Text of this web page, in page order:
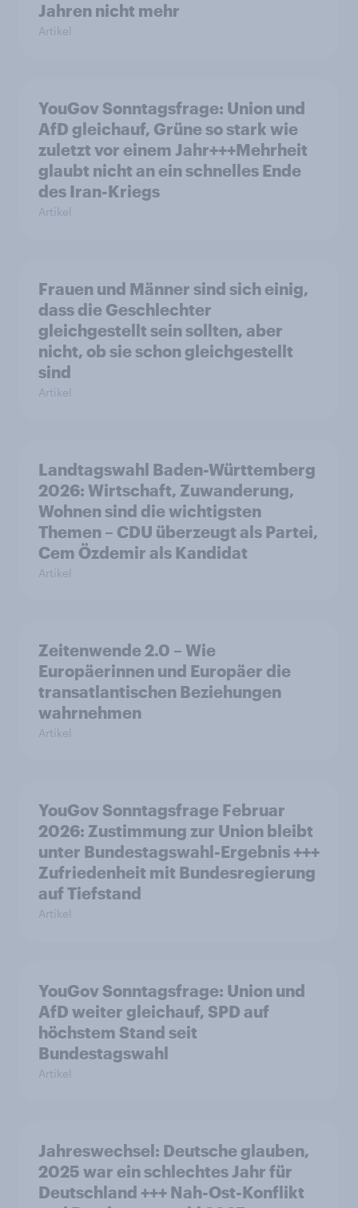
Jahren nicht mehr
Artikel
YouGov Sonntagsfrage: Union und
AfD gleichauf, Grüne so stark wie
zuletzt vor einem Jahr+++Mehrheit
glaubt nicht an ein schnelles Ende
des Iran-Kriegs
Artikel
Frauen und Männer sind sich einig,
dass die Geschlechter
gleichgestellt sein sollten, aber
nicht, ob sie schon gleichgestellt
sind
Artikel
Landtagswahl Baden-Württemberg
2026: Wirtschaft, Zuwanderung,
Wohnen sind die wichtigsten
Themen – CDU überzeugt als Partei,
Cem Özdemir als Kandidat
Artikel
Zeitenwende 2.0 – Wie
Europäerinnen und Europäer die
transatlantischen Beziehungen
wahrnehmen
Artikel
YouGov Sonntagsfrage Februar
2026: Zustimmung zur Union bleibt
unter Bundestagswahl-Ergebnis +++
Zufriedenheit mit Bundesregierung
auf Tiefstand
Artikel
YouGov Sonntagsfrage: Union und
AfD weiter gleichauf, SPD auf
höchstem Stand seit
Bundestagswahl
Artikel
Jahreswechsel: Deutsche glauben,
2025 war ein schlechtes Jahr für
Deutschland +++ Nah-Ost-Konflikt